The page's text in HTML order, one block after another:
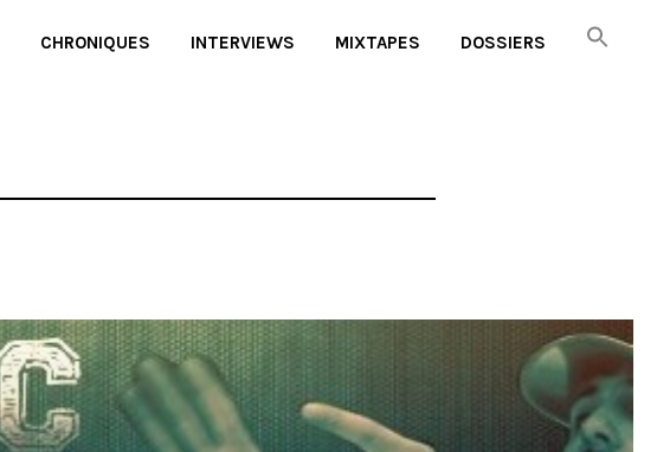
CHRONIQUES INTERVIEWS MIXTAPES DOSSIERS